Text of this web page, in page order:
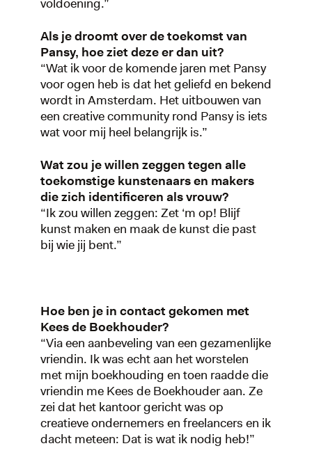
Als je droomt over de toekomst van
Pansy, hoe ziet deze er dan uit?
“Wat ik voor de komende jaren met Pansy
voor ogen heb is dat het geliefd en bekend
wordt in Amsterdam. Het uitbouwen van
een creative community rond Pansy is iets
wat voor mij heel belangrijk is.”
Wat zou je willen zeggen tegen alle
toekomstige kunstenaars en makers
die zich identificeren als vrouw?
“Ik zou willen zeggen: Zet ‘m op! Blijf
kunst maken en maak de kunst die past
bij wie jij bent.”
Hoe ben je in contact gekomen met
Kees de Boekhouder?
“Via een aanbeveling van een gezamenlijke
vriendin. Ik was echt aan het worstelen
met mijn boekhouding en toen raadde die
vriendin me Kees de Boekhouder aan. Ze
zei dat het kantoor gericht was op
creatieve ondernemers en freelancers en ik
dacht meteen: Dat is wat ik nodig heb!”